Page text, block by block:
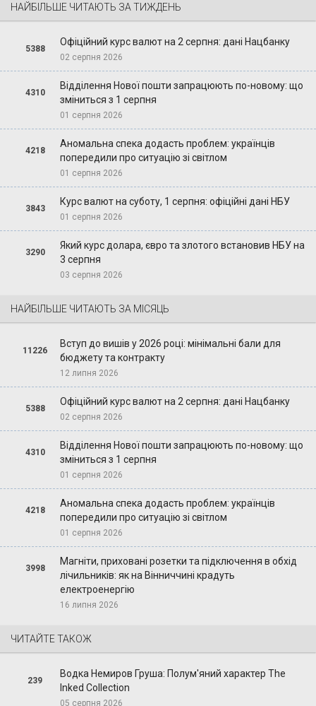
НАЙБІЛЬШЕ ЧИТАЮТЬ ЗА ТИЖДЕНЬ
5388
Офіційний курс валют на 2 серпня: дані Нацбанку
02 серпня 2026
4310
Відділення Нової пошти запрацюють по-новому: що
зміниться з 1 серпня
01 серпня 2026
4218
Аномальна спека додасть проблем: українців
попередили про ситуацію зі світлом
01 серпня 2026
3843
Курс валют на суботу, 1 серпня: офіційні дані НБУ
01 серпня 2026
3290
Який курс долара, євро та злотого встановив НБУ на
3 серпня
03 серпня 2026
НАЙБІЛЬШЕ ЧИТАЮТЬ ЗА МІСЯЦЬ
11226
Вступ до вишів у 2026 році: мінімальні бали для
бюджету та контракту
12 липня 2026
5388
Офіційний курс валют на 2 серпня: дані Нацбанку
02 серпня 2026
4310
Відділення Нової пошти запрацюють по-новому: що
зміниться з 1 серпня
01 серпня 2026
4218
Аномальна спека додасть проблем: українців
попередили про ситуацію зі світлом
01 серпня 2026
3998
Магніти, приховані розетки та підключення в обхід
лічильників: як на Вінниччині крадуть
електроенергію
16 липня 2026
ЧИТАЙТЕ ТАКОЖ
239
Водка Немиров Груша: Полум'яний характер The
Inked Collection
05 серпня 2026